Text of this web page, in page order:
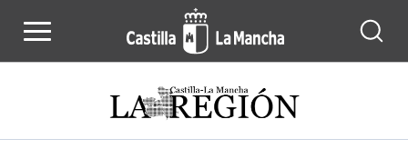
Actualidad de la región de Castilla-